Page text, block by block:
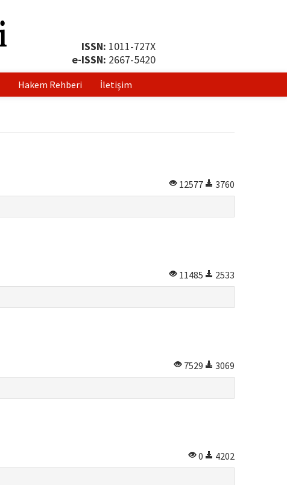
ISSN: 1011-727X
e-ISSN: 2667-5420
Hakem Rehberi İletişim
12577
3760
11485
2533
7529
3069
0
4202